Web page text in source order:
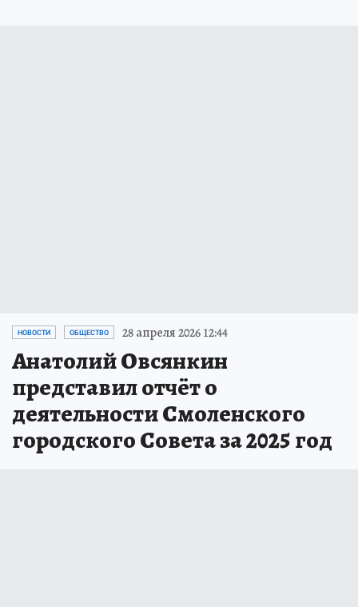
НОВОСТИ ОБЩЕСТВО 28 апреля 2026 12:44
Анатолий Овсянкин
представил отчёт о
деятельности Смоленского
городского Совета за 2025 год